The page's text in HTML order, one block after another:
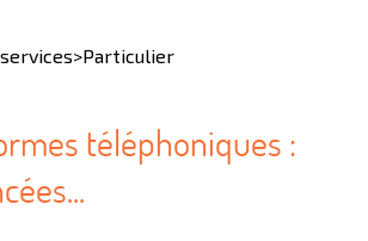
>Particulier
téléphoniques :